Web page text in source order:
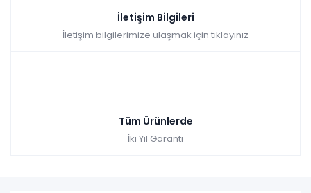
İletişim Bilgileri
İletişim bilgilerimize ulaşmak için tıklayınız
Tüm Ürünlerde
İki Yıl Garanti